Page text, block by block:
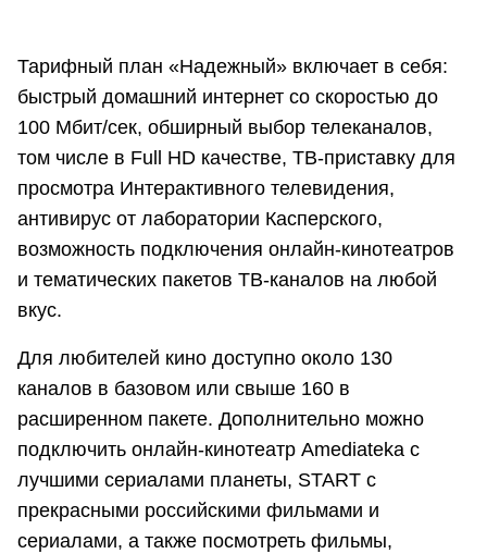
Тарифный план «Надежный» включает в себя:
быстрый домашний интернет со скоростью до
100 Мбит/сек, обширный выбор телеканалов,
том числе в Full HD качестве, ТВ-приставку для
просмотра Интерактивного телевидения,
антивирус от лаборатории Касперского,
возможность подключения онлайн-кинотеатров
и тематических пакетов ТВ-каналов на любой
вкус.
Для любителей кино доступно около 130
каналов в базовом или свыше 160 в
расширенном пакете. Дополнительно можно
подключить онлайн-кинотеатр Amediateka с
лучшими сериалами планеты, START с
прекрасными российскими фильмами и
сериалами, а также посмотреть фильмы,